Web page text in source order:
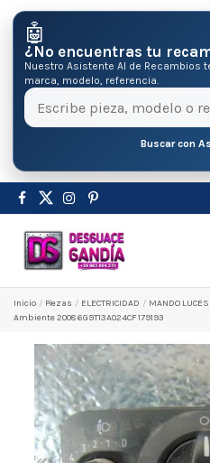
🤖
¿No encuentras tu
Nuestro Asistente AI de Recambios
marca, modelo, referencia.
Buscar con
Inicio Pіezas ELECTRICIDAD
MANDO
Ambiente 2008 6G9T13A024CF 179193